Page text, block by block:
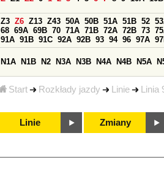
Start Rozkłady jazdy Linie Linia
Z3 Z6 Z13 Z43 50A 50B 51A 51B 52
68 69A 69B 70 71A 71B 72A 72B 73
91A 91B 91C 92A 92B 93 94 96 97A
N1A N1B N2 N3A N3B N4A N4B N5A
Linie Zmiany